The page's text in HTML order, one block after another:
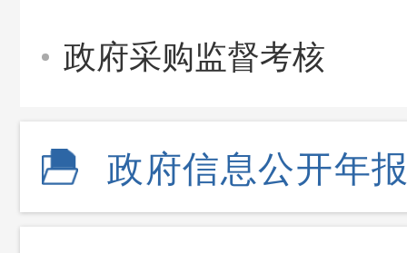
政府采购监督考核
政府信息公开年